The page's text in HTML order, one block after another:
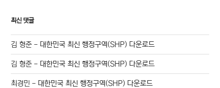
최신 댓글
김 형준 - 대한민국 최신 행정구역(SHP) 다운로드
김 형준 - 대한민국 최신 행정구역(SHP) 다운로드
최경민 - 대한민국 최신 행정구역(SHP) 다운로드